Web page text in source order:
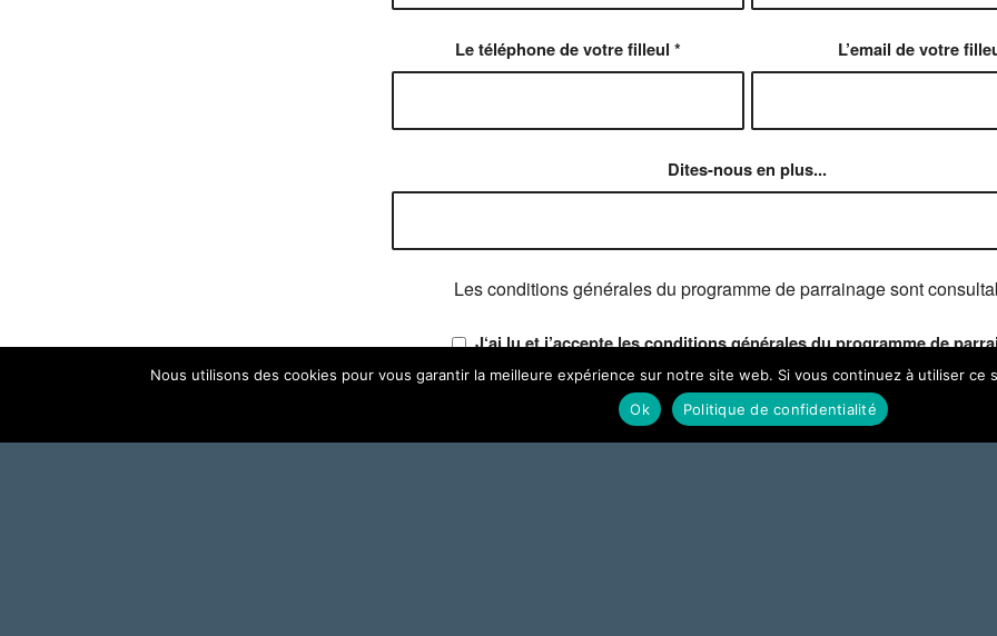
Le téléphone de votre filleul* L’email de votre
Dites-nous en plus...
Les conditions générales du programme de parrainage sont
J‘ai lu et j’accepte les conditions générales du programme de
Nous utilisons des cookies pour vous garantir la meilleure expérience sur notre site web. Si vous continuez à utiliser
Ok
Politique de confidentialité